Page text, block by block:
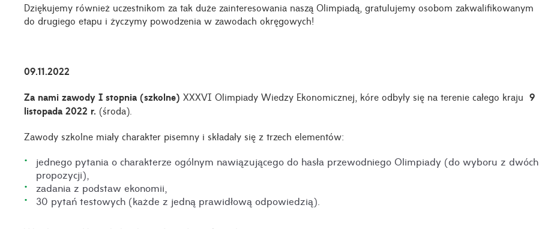
Dziękujemy również uczestnikom za tak duże zainteresowania naszą Olimpiadą, gratulujemy osobom zakwalifikowanym
do drugiego etapu i życzymy powodzenia w zawodach okręgowych!
09.11.2022
Za nami zawody I stopnia (szkolne) XXXVI Olimpiady Wiedzy Ekonomicznej, kóre odbyły się na terenie całego kraju 9
listopada 2022 r. (środa).
Zawody szkolne miały charakter pisemny i składały się z trzech elementów:
jednego pytania o charakterze ogólnym nawiązującego do hasła przewodniego Olimpiady (do wyboru z dwóch
propozycji),
zadania z podstaw ekonomii,
30 pytań testowych (każde z jedną prawidłową odpowiedzią).